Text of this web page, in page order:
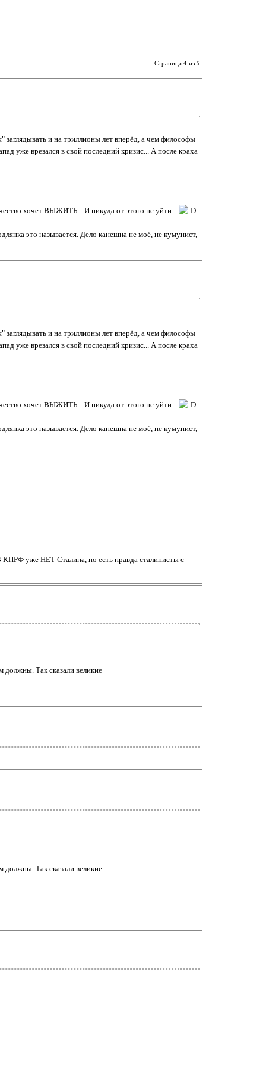
Страница 4 из 5
заглядывать и на триллионы лет вперёд, а чем философы
врезался в свой последний кризис... А после краха
хочет ВЫЖИТЬ... И никуда от этого не уйти...
это называется. Дело канешна не моё, не кумунист,
заглядывать и на триллионы лет вперёд, а чем философы
врезался в свой последний кризис... А после краха
хочет ВЫЖИТЬ... И никуда от этого не уйти...
это называется. Дело канешна не моё, не кумунист,
уже НЕТ Сталина, но есть правда сталинисты с
Так сказали великие
Так сказали великие